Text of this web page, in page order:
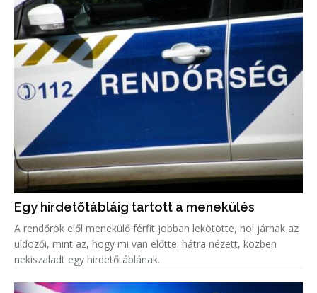
Egy hirdetőtábláig tartott a menekülés
A rendőrök elől menekülő férfit jobban lekötötte, hol járnak az
üldözői, mint az, hogy mi van előtte: hátra nézett, közben
nekiszaladt egy hirdetőtáblának.